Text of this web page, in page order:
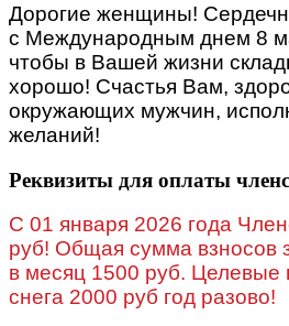
Дорогие женщины!
с Международным днем 8
чтобы в Вашей жизни
хорошо! Счастья Вам,
окружающих мужчин,
желаний!
Реквизиты для оплаты
C 01 января 2026 года
руб! Общая сумма взносов
в месяц 1500 руб. Целевые
снега 2000 руб год разово!